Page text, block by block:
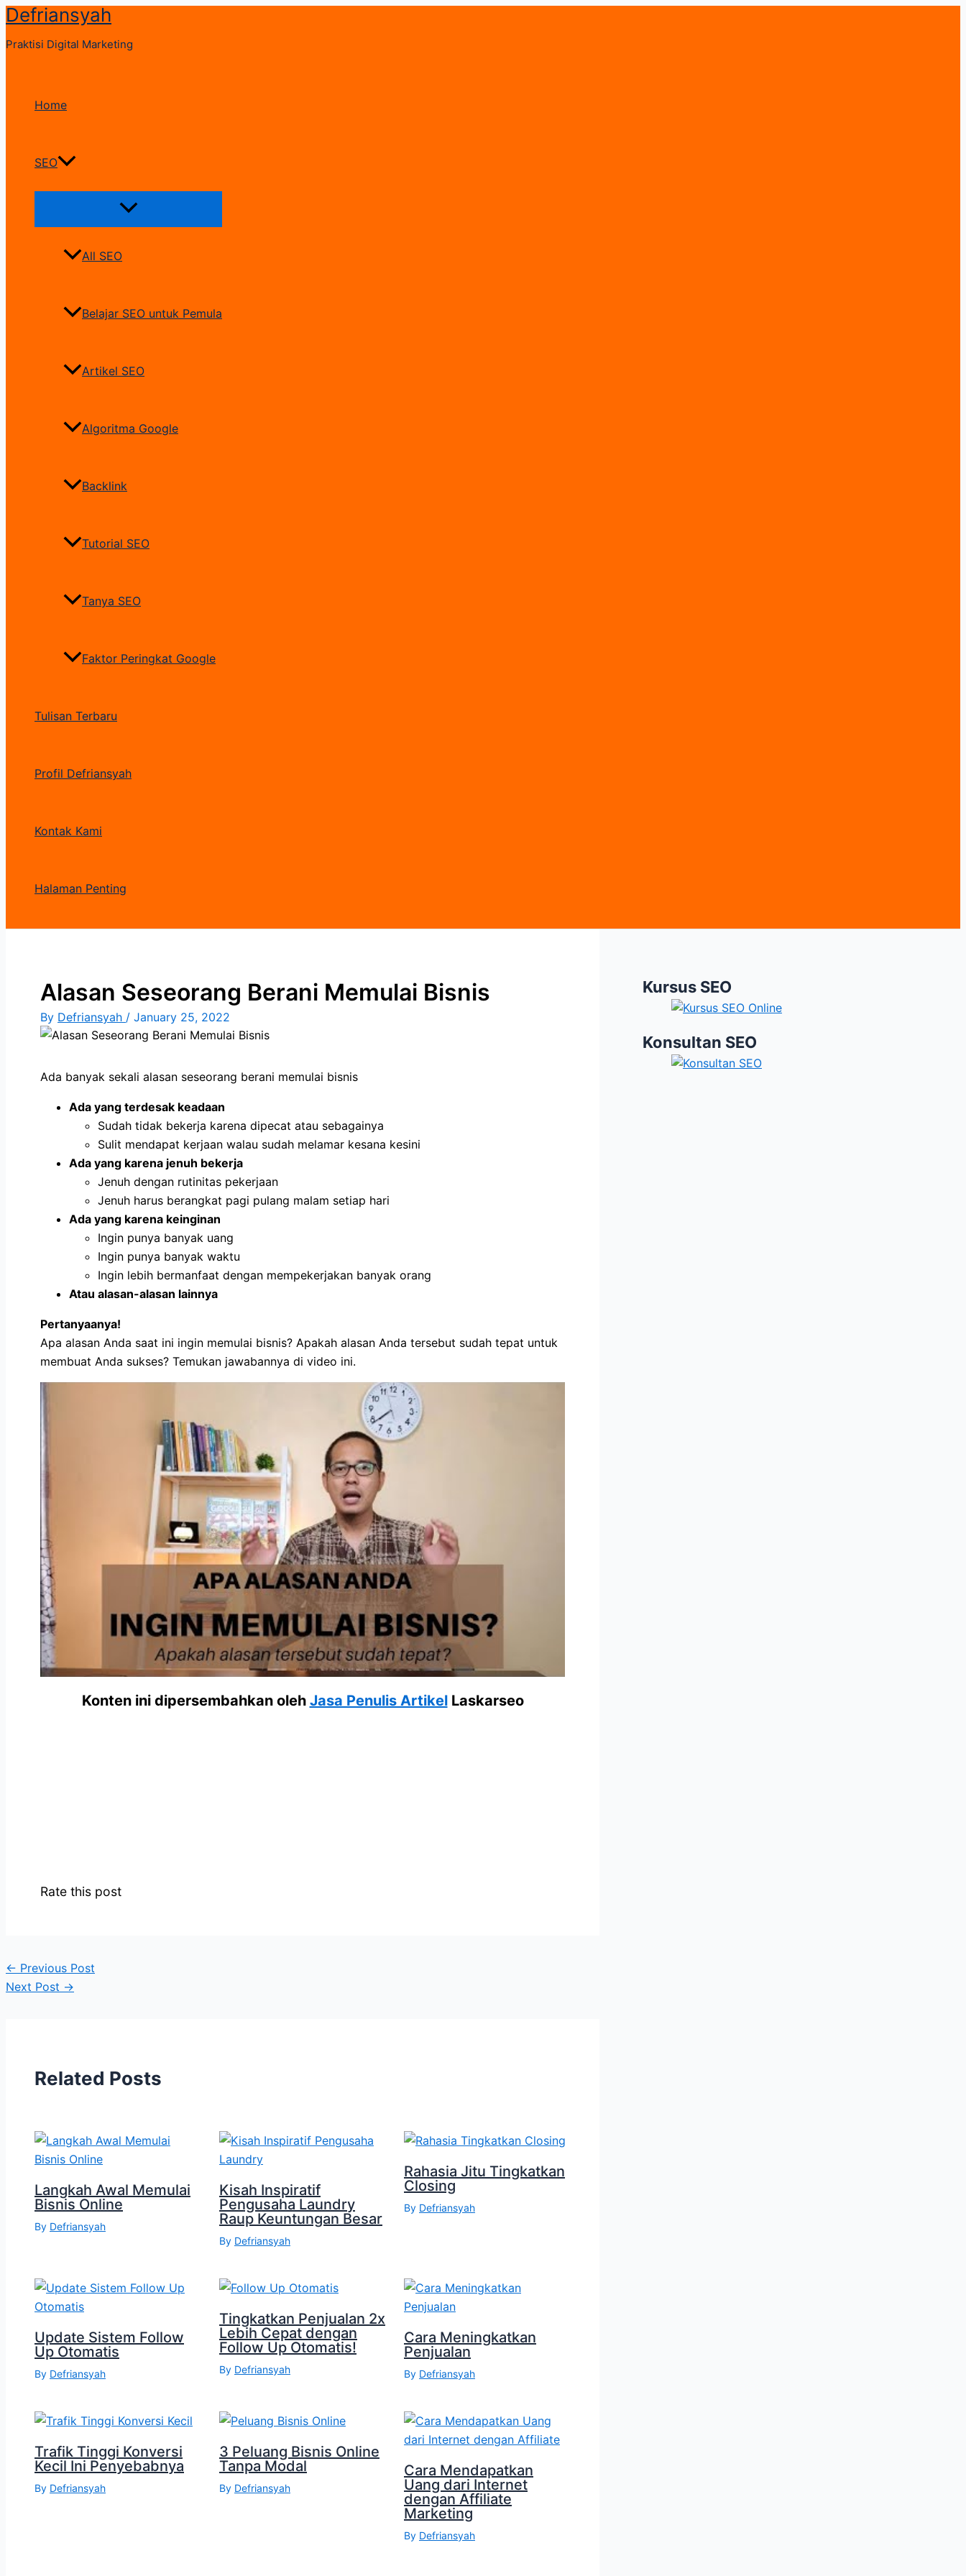
Skip
content
Defriansyah
Praktisi Digital Marketing
Home
SEO
Menu
All SEO
Belajar SEO untuk Pemula
Artikel SEO
Algoritma Google
Backlink
Tutorial SEO
Tanya SEO
Faktor Peringkat Google
Tulisan Terbaru
Profil Defriansyah
Kontak Kami
Halaman Penting
Alasan Seseorang Berani Memulai Bisnis
By Defriansyah / January 25, 2022
Ada banyak sekali alasan seseorang berani memulai bisnis
Ada yang terdesak keadaan
Sudah tidak bekerja karena dipecat atau sebagainya
Sulit mendapat kerjaan walau sudah melamar kesana kesini
Ada yang karena jenuh bekerja
Jenuh dengan rutinitas pekerjaan
Jenuh harus berangkat pagi pulang malam setiap hari
Ada yang karena keinginan
Ingin punya banyak uang
Ingin punya banyak waktu
Ingin lebih bermanfaat dengan mempekerjakan banyak orang
Atau alasan-alasan lainnya
Pertanyaanya!
Apa alasan Anda saat ini ingin memulai bisnis? Apakah alasan Anda tersebut sudah tepat untuk
membuat Anda sukses? Temukan jawabannya di video ini.
Konten ini dipersembahkan oleh Jasa Penulis ArtikelLaskarseo
Rate this post
← Previous Post
Next Post →
Related Posts
Langkah Awal Memulai
Bisnis Online
By Defriansyah
Kisah Inspiratif
Pengusaha Laundry
Raup Keuntungan Besar
By Defriansyah
Rahasia Jitu Tingkatkan
Closing
By Defriansyah
Update Sistem Follow
Up Otomatis
By Defriansyah
Tingkatkan Penjualan 2x
Lebih Cepat dengan
Follow Up Otomatis!
By Defriansyah
Cara Meningkatkan
Penjualan
By Defriansyah
Trafik Tinggi Konversi
Kecil Ini Penyebabnya
By Defriansyah
3 Peluang Bisnis Online
Tanpa Modal
By Defriansyah
Cara Mendapatkan
Uang dari Internet
dengan Affiliate
Marketing
By Defriansyah
Kursus SEO
Konsultan SEO